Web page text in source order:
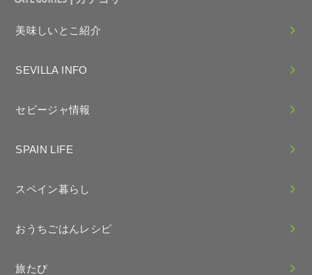
美味しいとこ紹介
SEVILLA INFO
セビージャ情報
SPAIN LIFE
スペイン暮らし
おうちごはんレシピ
旅たび